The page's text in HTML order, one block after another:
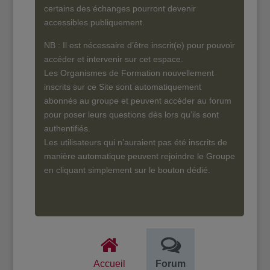
certains des échanges pourront devenir
accessibles publiquement.
NB : Il est nécessaire d’être inscrit(e) pour pouvoir
accéder et intervenir sur cet espace.
Les Organismes de Formation nouvellement
inscrits sur ce Site sont automatiquement
abonnés au groupe et peuvent accéder au forum
pour poser leurs questions dès lors qu’ils sont
authentifiés.
Les utilisateurs qui n’auraient pas été inscrits de
manière automatique peuvent rejoindre le Groupe
en cliquant simplement sur le bouton dédié.
Accueil Forum